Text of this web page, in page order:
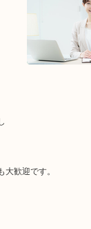
歓迎です。